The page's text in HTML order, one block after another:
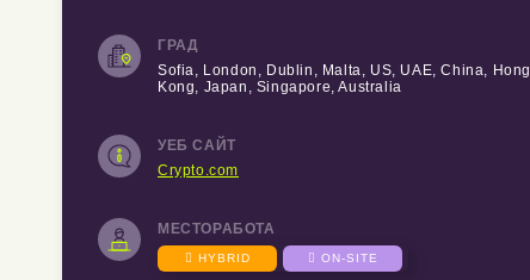
ГРАД
Sofia, London, Dublin, Malta, US, UAE, China, Hong
Kong, Japan, Singapore, Australia
УЕБ САЙТ
Crypto.com
МЕСТОРАБОТА
 HYBRID  ON-SITE